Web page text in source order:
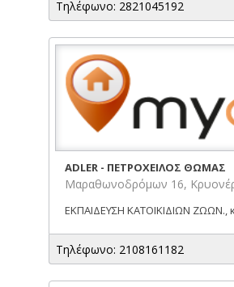
Τηλέφωνο: 2821045192
ADLER - ΠΕΤΡΟΧΕΙΛΟΣ ΘΩΜΑΣ
Μαραθωνοδρόμων 16,
ΕΚΠΑΙΔΕΥΣΗ ΚΑΤΟΙΚΙΔΙΩΝ ΖΩΩΝ.,
Τηλέφωνο: 2108161182